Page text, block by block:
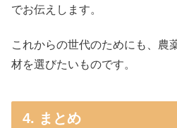
でお伝えします。
これからの世代のためにも、農
材を選びたいものです。
4. まとめ